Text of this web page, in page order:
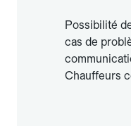
Possibilité
cas de
Chauffeurs